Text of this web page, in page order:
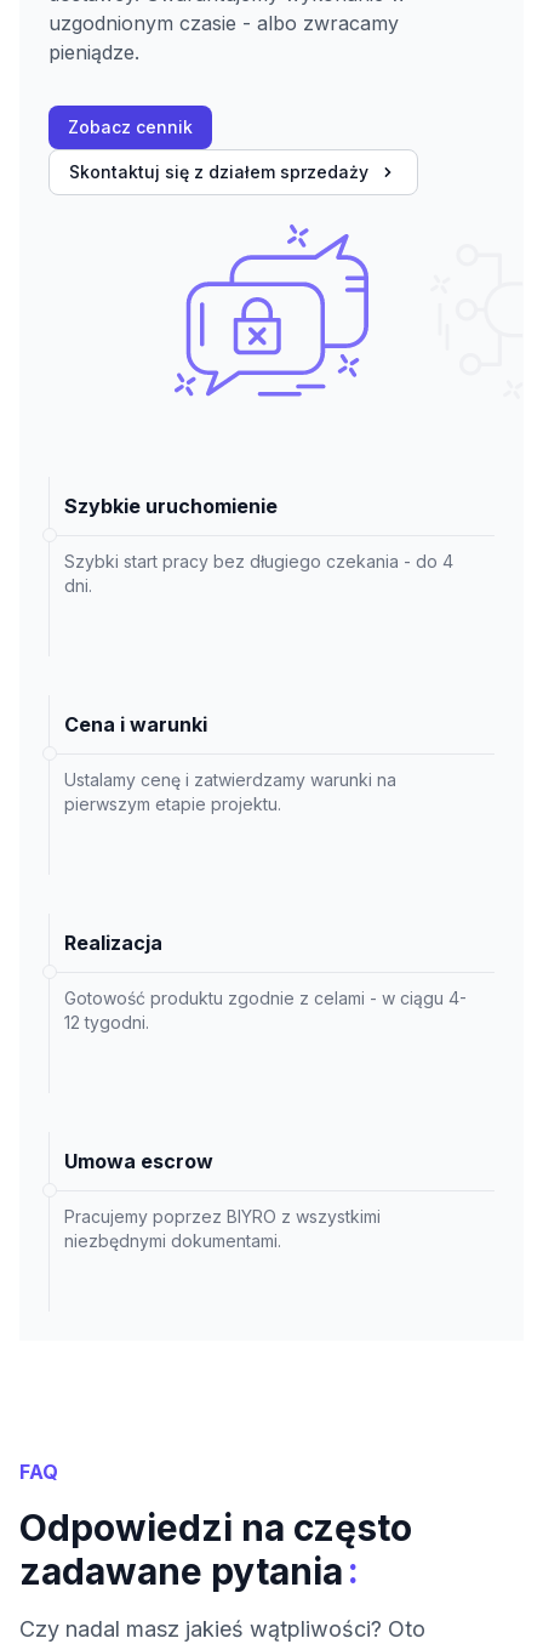
uzgodnionym czasie - albo zwracamy
pieniądze.
Zobacz cennik
Skontaktuj się z działem sprzedaży
Szybkie uruchomienie
Szybki start pracy bez długiego czekania - do 4
dni.
Cena i warunki
Ustalamy cenę i zatwierdzamy warunki na
pierwszym etapie projektu.
Realizacja
Gotowość produktu zgodnie z celami - w ciągu 4-
12 tygodni.
Umowa escrow
Pracujemy poprzez BIYRO z wszystkimi
niezbędnymi dokumentami.
FAQ
Odpowiedzi na często
zadawane pytania:
Czy nadal masz jakieś wątpliwości? Oto